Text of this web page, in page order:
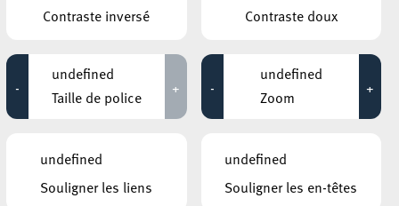
Contraste inversé
Contraste doux
-
undefined
Taille de police
+ -
undefined
Zoom
+
undefined
Souligner les liens
undefined
Souligner les en-têtes